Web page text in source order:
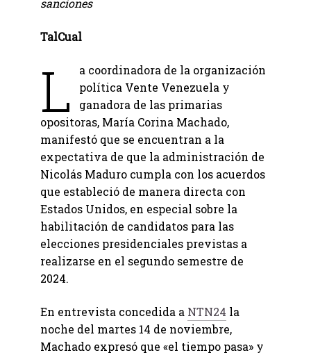
sanciones
TalCual
L
a coordinadora de la organización
política Vente Venezuela y
ganadora de las primarias
opositoras, María Corina Machado,
manifestó que se encuentran a la
expectativa de que la administración de
Nicolás Maduro cumpla con los acuerdos
que estableció de manera directa con
Estados Unidos, en especial sobre la
habilitación de candidatos para las
elecciones presidenciales previstas a
realizarse en el segundo semestre de
2024.
En entrevista concedida a NTN24 la
noche del martes 14 de noviembre,
Machado expresó que «el tiempo pasa» y